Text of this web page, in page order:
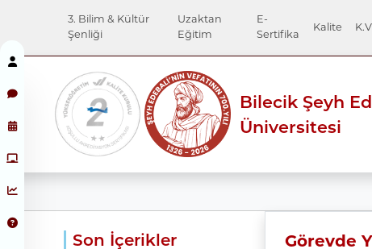
3. Bilim & Kültür
Şenliği
Uzaktan
Eğitim
E-
Sertifika
Kalite
Bilecik Şeyh
Üniversitesi
Son İçerikler Görevde